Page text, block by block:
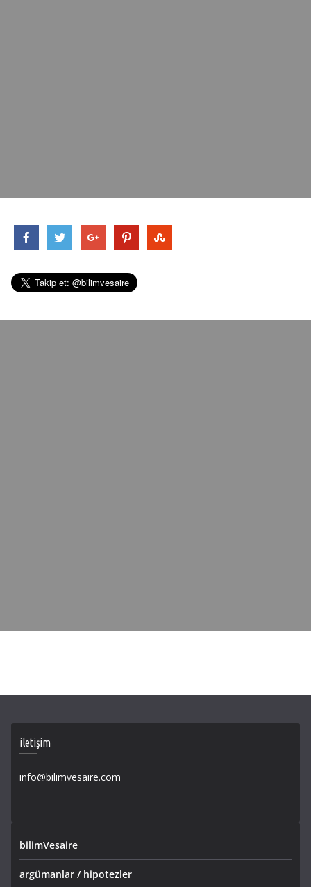
iletişim
info@bilimvesaire.com
bilimVesaire
argümanlar / hipotezler